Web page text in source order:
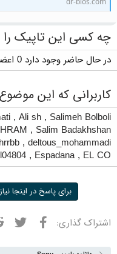
dr-bios.com
چه کسی این تاپیک
در حال حاضر وجود دارد 0 اعضایی که این موضوع را مشاهده می کنند
کاربرانی که این
Salimeh Bolboli
,
Ali sh
,
Salim Badakhshan
,
deltous_mohammadi
,
EL CO
,
Espadana
,
برای پاسخ در اینجا
اشتراک گذاری: فیسبوک